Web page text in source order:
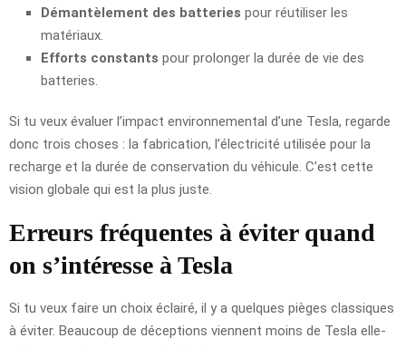
Démantèlement des batteries pour réutiliser les
matériaux.
Efforts constants pour prolonger la durée de vie des
batteries.
Si tu veux évaluer l’impact environnemental d’une Tesla, regarde
donc trois choses : la fabrication, l’électricité utilisée pour la
recharge et la durée de conservation du véhicule. C’est cette
vision globale qui est la plus juste.
Erreurs fréquentes à éviter quand
on s’intéresse à Tesla
Si tu veux faire un choix éclairé, il y a quelques pièges classiques
à éviter. Beaucoup de déceptions viennent moins de Tesla elle-